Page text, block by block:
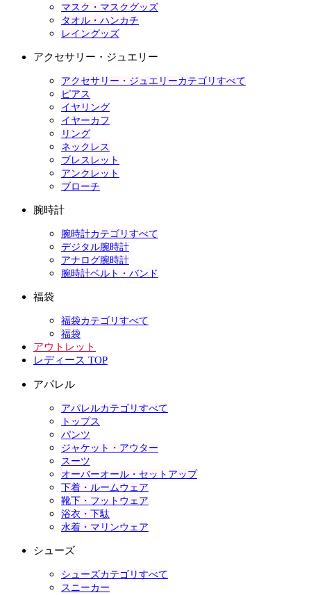
マスク・マスクグッズ
タオル・ハンカチ
レイングッズ
アクセサリー・ジュエリー
アクセサリー・ジュエリーカテゴリすべて
ピアス
イヤリング
イヤーカフ
リング
ネックレス
ブレスレット
アンクレット
ブローチ
腕時計
腕時計カテゴリすべて
デジタル腕時計
アナログ腕時計
腕時計ベルト・バンド
福袋
福袋カテゴリすべて
福袋
アウトレット
レディース TOP
アパレル
アパレルカテゴリすべて
トップス
パンツ
ジャケット・アウター
スーツ
オーバーオール・セットアップ
下着・ルームウェア
靴下・フットウェア
浴衣・下駄
水着・マリンウェア
シューズ
シューズカテゴリすべて
スニーカー